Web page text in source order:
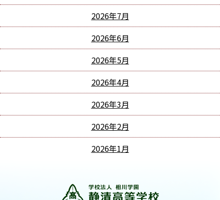
2026年7月
2026年6月
2026年5月
2026年4月
2026年3月
2026年2月
2026年1月